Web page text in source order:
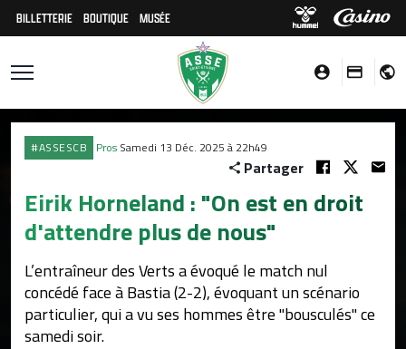
BILLETTERIE BOUTIQUE MUSÉE
#ASSESCB Pros Samedi 13 Déc. 2025 à 22h49
Partager
Eirik Horneland : "On est en droit
d'attendre plus de nous"
L’entraîneur des Verts a évoqué le match nul
concédé face à Bastia (2-2), évoquant un scénario
particulier, qui a vu ses hommes être "bousculés" ce
samedi soir.